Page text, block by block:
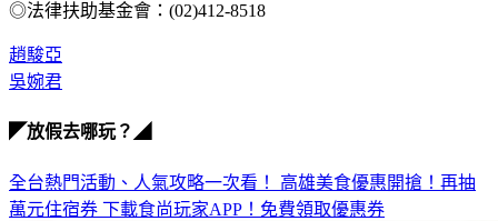
◎法律扶助基金會：(02)412-8518
趙駿亞
吳婉君
◤放假去哪玩？◢
全台熱門活動、人氣攻略一次看！ 高雄美食優惠開搶！再抽
萬元住宿券 下載食尚玩家APP！免費領取優惠券